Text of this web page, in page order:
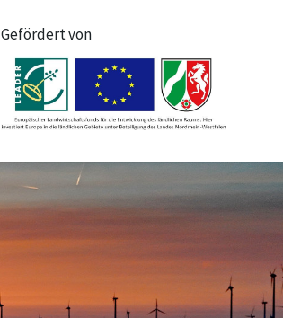
Gefördert von